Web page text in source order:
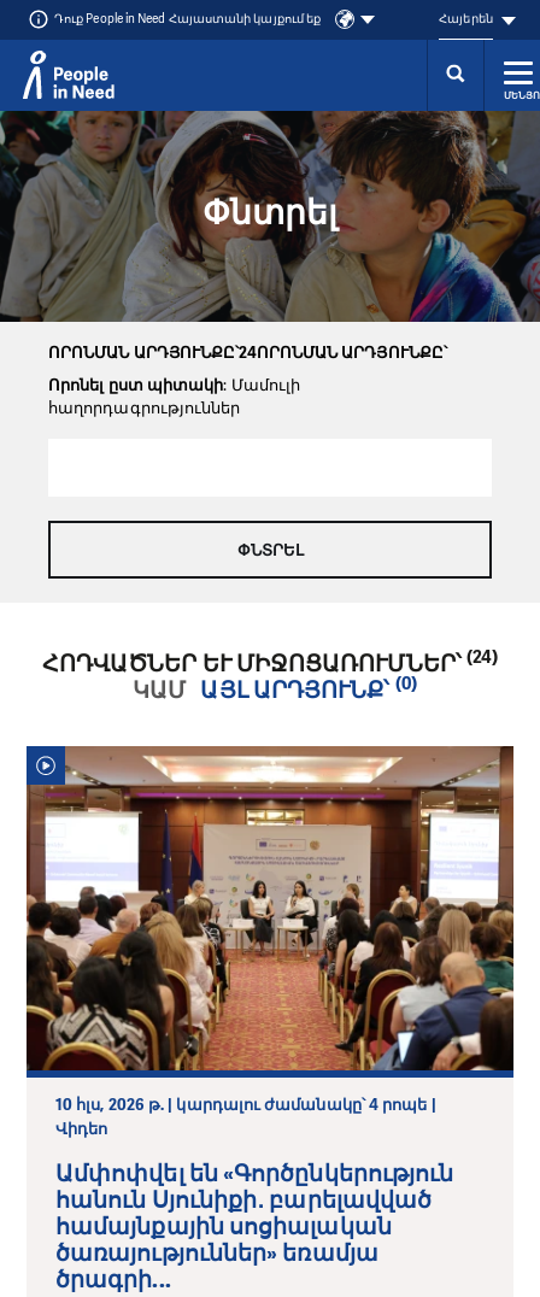
Přeskočit na obsah
Դուք People in Need Հայաստանի կայքում եք Հայերեն
Փնտրել
ՈՐՈՆՄԱՆ ԱՐԴՅՈՒՆՔԸ՝24ՈՐՈՆՄԱՆ ԱՐԴՅՈՒՆՔԸ՝
Որոնել ըստ պիտակի: Մամուլի
հաղորդագրություններ
ՀՈԴՎԱԾՆԵՐ ԵՒ ՄԻՋՈՑԱՌՈՒՄՆԵՐ՝ (24)
ԿԱՄ ԱՅԼ ԱՐԴՅՈՒՆՔ՝ (0)
10 հլս, 2026 թ. | կարդալու ժամանակը՝ 4 րոպե |
Վիդեո
Ամփոփվել են «Գործընկերություն
հանուն Սյունիքի․ բարելավված
համայնքային սոցիալական
ծառայություններ» եռամյա
ծրագրի...